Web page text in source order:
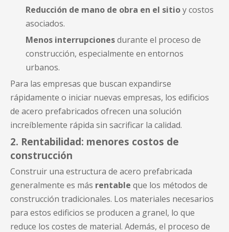
Reducción de mano de obra en el sitioy costos
asociados.
Menos interrupcionesdurante el proceso de
construcción, especialmente en entornos
urbanos.
Para las empresas que buscan expandirse
rápidamente o iniciar nuevas empresas, los edificios
de acero prefabricados ofrecen una solución
increíblemente rápida sin sacrificar la calidad.
2. Rentabilidad: menores costos de
construcción
Construir una estructura de acero prefabricada
generalmente es más rentable que los métodos de
construcción tradicionales. Los materiales necesarios
para estos edificios se producen a granel, lo que
reduce los costes de material. Además, el proceso de